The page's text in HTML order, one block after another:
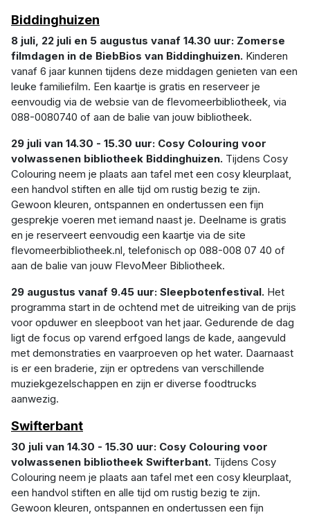
Biddinghuizen
8 juli, 22 juli en 5 augustus vanaf 14.30 uur: Zomerse
filmdagen in de BiebBios van Biddinghuizen. Kinderen
vanaf 6 jaar kunnen tijdens deze middagen genieten van een
leuke familiefilm. Een kaartje is gratis en reserveer je
eenvoudig via de websie van de flevomeerbibliotheek, via
088-0080740 of aan de balie van jouw bibliotheek.
29 juli van 14.30 - 15.30 uur: Cosy Colouring voor
volwassenen bibliotheek Biddinghuizen. Tijdens Cosy
Colouring neem je plaats aan tafel met een cosy kleurplaat,
een handvol stiften en alle tijd om rustig bezig te zijn.
Gewoon kleuren, ontspannen en ondertussen een fijn
gesprekje voeren met iemand naast je. Deelname is gratis
en je reserveert eenvoudig een kaartje via de site
flevomeerbibliotheek.nl, telefonisch op 088-008 07 40 of
aan de balie van jouw FlevoMeer Bibliotheek.
29 augustus vanaf 9.45 uur: Sleepbotenfestival. Het
programma start in de ochtend met de uitreiking van de prijs
voor opduwer en sleepboot van het jaar. Gedurende de dag
ligt de focus op varend erfgoed langs de kade, aangevuld
met demonstraties en vaarproeven op het water. Daarnaast
is er een braderie, zijn er optredens van verschillende
muziekgezelschappen en zijn er diverse foodtrucks
aanwezig.
Swifterbant
30 juli van 14.30 - 15.30 uur: Cosy Colouring voor
volwassenen bibliotheek Swifterbant. Tijdens Cosy
Colouring neem je plaats aan tafel met een cosy kleurplaat,
een handvol stiften en alle tijd om rustig bezig te zijn.
Gewoon kleuren, ontspannen en ondertussen een fijn